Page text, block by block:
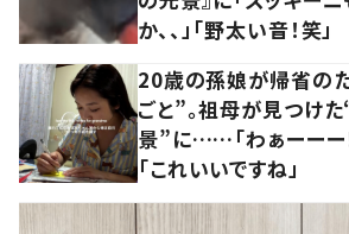
か、、」「野太い音！笑」
20歳の孫娘が帰省の
ごと”。祖母が見つけ
景”に……「わぁーーー
「これいいですね」